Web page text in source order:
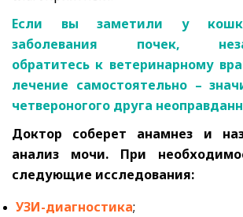
Если вы заметили у
заболевания почек,
обратитесь к ветеринарному
лечение самостоятельно –
четвероногого друга
Доктор соберет анамнез и
анализ мочи. При
следующие исследования:
УЗИ-диагностика;